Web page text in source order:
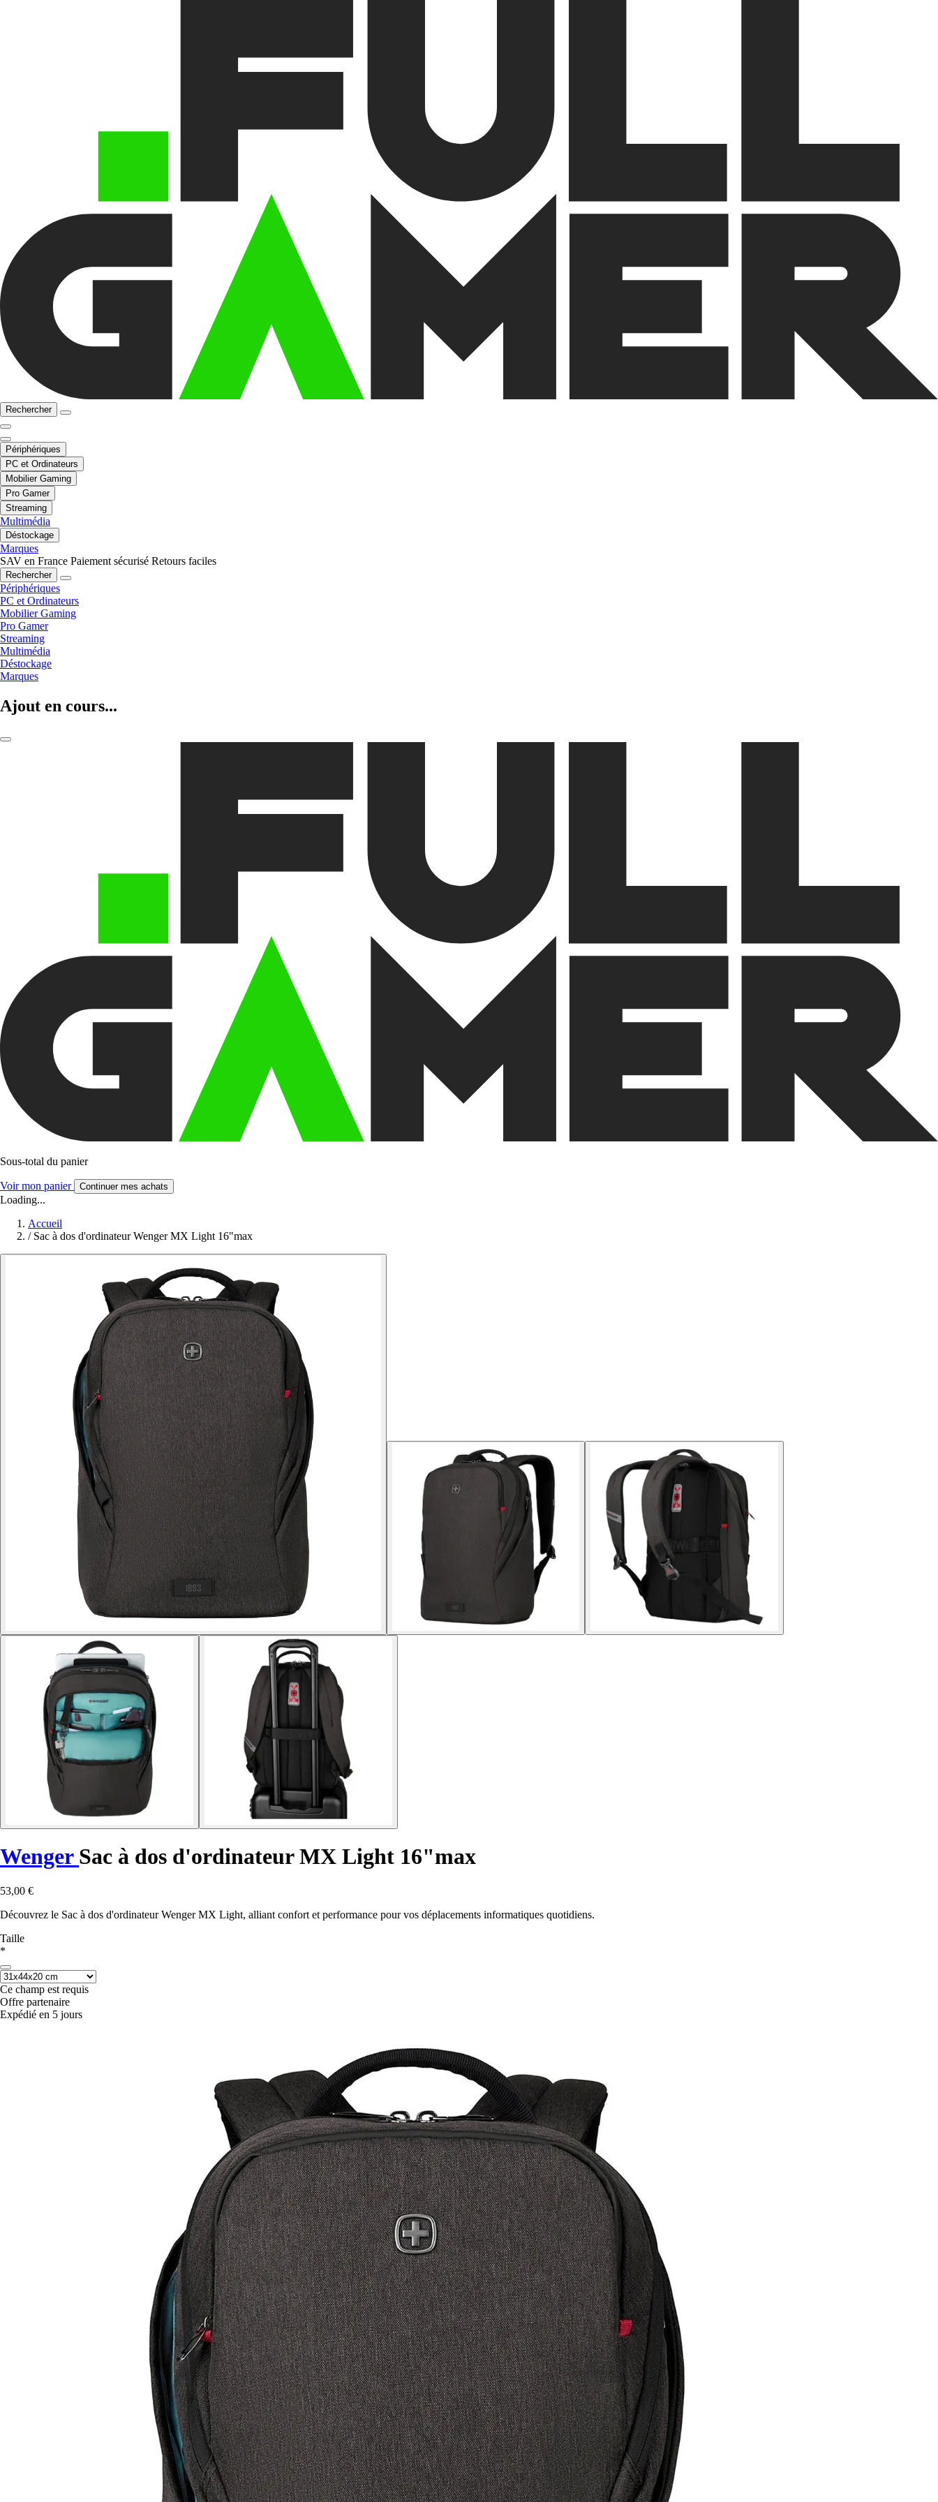
Rechercher
Périphériques
PC et Ordinateurs
Mobilier Gaming
Pro Gamer
Streaming
Multimédia
Déstockage
Marques
SAV en France Paiement sécurisé Retours faciles
Rechercher
Périphériques
PC et Ordinateurs
Mobilier Gaming
Pro Gamer
Streaming
Multimédia
Déstockage
Marques
Ajout en cours...
Sous-total du panier
Voir mon panier Continuer mes achats
Loading...
Accueil
/ Sac à dos d'ordinateur Wenger MX Light 16"max
Wenger Sac à dos d'ordinateur MX Light 16"max
53,00 €
Découvrez le Sac à dos d'ordinateur Wenger MX Light, alliant confort et performance pour vos déplacements informatiques quotidiens.
Taille
*
Ce champ est requis
Offre partenaire
Expédié en 5 jours